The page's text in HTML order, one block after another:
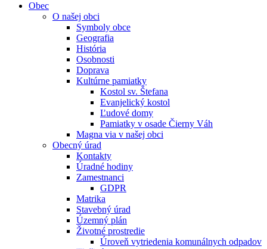
Obec
O našej obci
Symboly obce
Geografia
História
Osobnosti
Doprava
Kultúrne pamiatky
Kostol sv. Štefana
Evanjelický kostol
Ľudové domy
Pamiatky v osade Čierny Váh
Magna via v našej obci
Obecný úrad
Kontakty
Úradné hodiny
Zamestnanci
GDPR
Matrika
Stavebný úrad
Územný plán
Životné prostredie
Úroveň vytriedenia komunálnych odpadov